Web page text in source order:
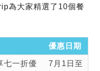
為大家精選了10個餐
優惠日期
七一折優
7月1日至